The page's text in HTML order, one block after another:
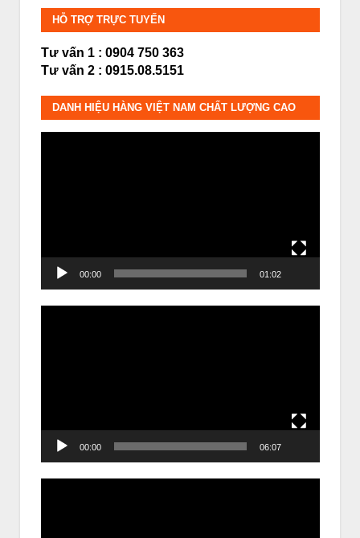
HỖ TRỢ TRỰC TUYẾN
Tư vấn 1 : 0904 750 363
Tư vấn 2 : 0915.08.5151
DANH HIỆU HÀNG VIỆT NAM CHẤT LƯỢNG CAO
00:00 01:02
00:00 06:07